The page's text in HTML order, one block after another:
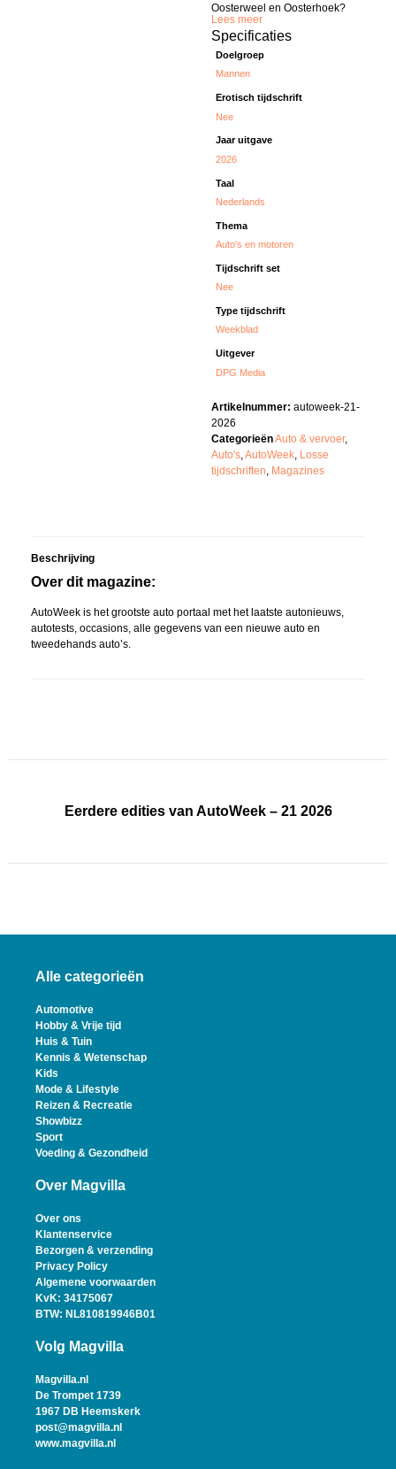
Oosterweel en Oosterhoek?
Lees meer
Specificaties
Doelgroep
Mannen
Erotisch tijdschrift
Nee
Jaar uitgave
2026
Taal
Nederlands
Thema
Auto's en motoren
Tijdschrift set
Nee
Type tijdschrift
Weekblad
Uitgever
DPG Media
Artikelnummer: autoweek-21-
2026
CategorieënAuto & vervoer,
Auto's,AutoWeek, Losse
tijdschriften, Magazines
Beschrijving
Over dit magazine:
AutoWeek is het grootste auto portaal met het laatste autonieuws,
autotests, occasions, alle gegevens van een nieuwe auto en
tweedehands auto’s.
Eerdere edities van AutoWeek – 21 2026
Alle categorieën
Automotive
Hobby & Vrije tijd
Huis & Tuin
Kennis & Wetenschap
Kids
Mode & Lifestyle
Reizen & Recreatie
Showbizz
Sport
Voeding & Gezondheid
Over Magvilla
Over ons
Klantenservice
Bezorgen & verzending
Privacy Policy
Algemene voorwaarden
KvK: 34175067
BTW: NL810819946B01
Volg Magvilla
Magvilla.nl
De Trompet 1739
1967 DB Heemskerk
post@magvilla.nl
www.magvilla.nl